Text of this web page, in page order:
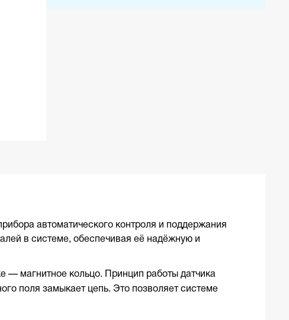
автоматического контроля и поддержания
в системе, обеспечивая её надёжную и
— магнитное кольцо. Принцип работы датчика
поля замыкает цепь. Это позволяет системе